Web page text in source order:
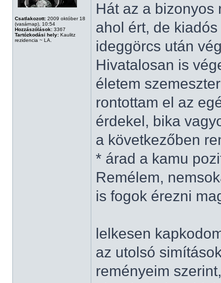
Csatlakozott: 2009 október 18
(vasárnap), 10:54
Hozzászólások: 3367
Tartózkodási hely: Kaulitz
rezidencia ~ LA.
Hát az a bizonyos
ahol ért, de
ideggörcs után
Hivatalosan is
életem
rontottam el az
érdekel, bika
a következőben
* árad a kamu
Remélem,
is fogok érezni
lelkesen
az utolsó
reményeim